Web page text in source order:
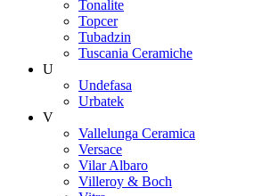
Tonalite
Topcer
Tubadzin
Tuscania Ceramiche
U
Undefasa
Urbatek
V
Vallelunga Ceramica
Versace
Vilar Albaro
Villeroy & Boch